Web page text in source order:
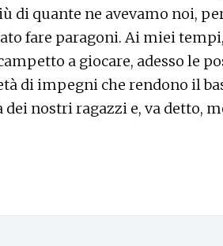
di quante ne avevamo noi,
fare paragoni. Ai miei
a giocare, adesso le
di impegni che rendono il
nostri ragazzi e, va detto,